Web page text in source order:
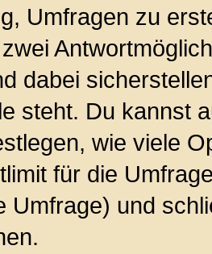
Umfragen zu
dabei
steht. Du kannst
wie viele
für die
Umfrage) und